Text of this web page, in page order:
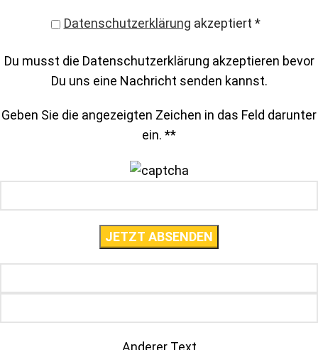
Datenschutzerklärung akzeptiert *
Du musst die Datenschutzerklärung akzeptieren bevor
Du uns eine Nachricht senden kannst.
Geben Sie die angezeigten Zeichen in das Feld darunter
ein. **
Anderer Text